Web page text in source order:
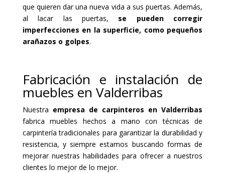
que quieren dar una nueva vida a sus puertas. Además,
al lacar las puertas, se pueden corregir
imperfecciones en la superficie, como pequeños
arañazos o golpes.
Fabricación e instalación de
muebles en Valderribas
Nuestra empresa de carpinteros en Valderribas
fabrica muebles hechos a mano con técnicas de
carpintería tradicionales para garantizar la durabilidad y
resistencia, y siempre estamos buscando formas de
mejorar nuestras habilidades para ofrecer a nuestros
clientes lo mejor de lo mejor.